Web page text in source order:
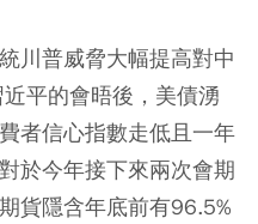
川普威脅大幅提高對中
平的會晤後，美債湧
者信心指數走低且一年
於今年接下來兩次會期
貨隱含年底前有96.5%